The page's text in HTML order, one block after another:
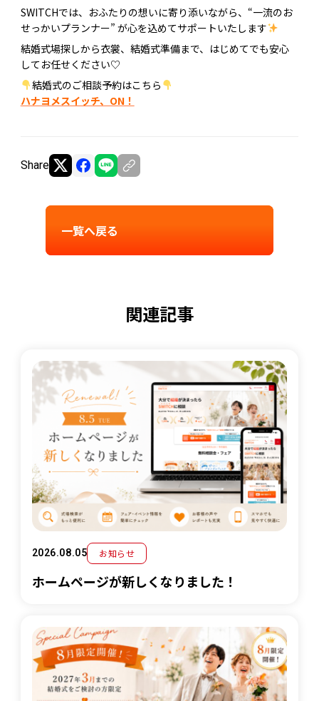
SWITCHでは、おふたりの想いに寄り添いながら、“一流のお
せっかいプランナー” が心を込めてサポートいたします
結婚式場探しから衣裳、結婚式準備まで、はじめてでも安心
してお任せください♡
結婚式のご相談予約はこちら
ハナヨメスイッチ、ON！
Share
一覧へ戻る
関連記事
2026.08.05 お知らせ
ホームページが新しくなりました！